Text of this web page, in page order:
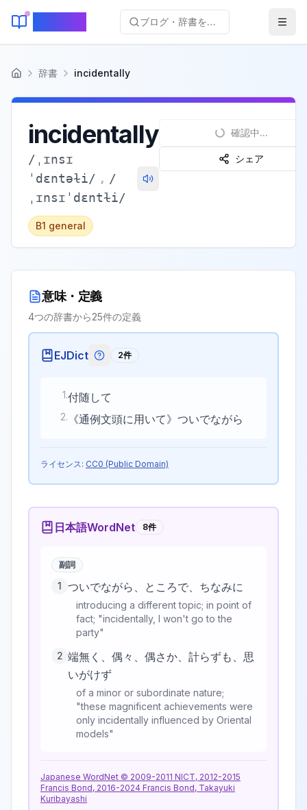
ブログ・辞書を検索...
ホーム 辞書 incidentally
incidentally
/ ˌɪnsɪ
ˈdɛntəɫi/ , /
ˌɪnsɪˈdɛntɫi/
B1 general
確認中...
シェア
意味・定義
4つの辞書から25件の定義
EJDict EJDictの記号説明
2件
1.付随して
2. 《通例文頭に用いて》ついでながら
ライセンス: CC0 (Public Domain)
日本語WordNet 8件
副詞
1 ついでながら、ところで、ちなみに
introducing a different topic; in point of
fact; "incidentally, I won't go to the
party"
2 端無く、偶々、偶さか、計らずも、思
いがけず
of a minor or subordinate nature;
"these magnificent achievements were
only incidentally influenced by Oriental
models"
Japanese WordNet © 2009-2011 NICT, 2012-2015
Francis Bond, 2016-2024 Francis Bond, Takayuki
Kuribayashi